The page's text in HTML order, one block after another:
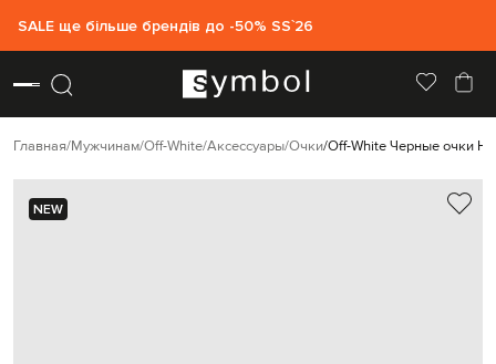
SALE ще більше брендів до -50% SS`26
Главная Мужчинам Off-White Аксессуары Очки Off-White Черные очки
NEW